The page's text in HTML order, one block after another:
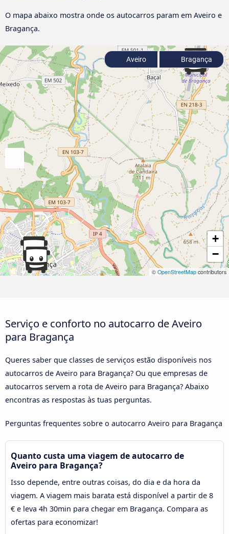
O mapa abaixo mostra onde os autocarros param em Aveiro e
Bragança.
+
−
© OpenStreetMapcontributors
Aveiro Bragança
Serviço e conforto no autocarro de Aveiro
para Bragança
Queres saber que classes de serviços estão disponíveis nos
autocarros de Aveiro para Bragança? Ou que empresas de
autocarros servem a rota de Aveiro para Bragança? Abaixo
encontras as respostas às tuas perguntas.
Perguntas frequentes sobre o autocarro Aveiro para Bragança
Quanto custa uma viagem de autocarro de
Aveiro para Bragança?
Isso depende, entre outras coisas, do dia e da hora da
viagem. A viagem mais barata está disponível a partir de 8
€ e leva 4h 30min para chegar em Bragança. Compara as
ofertas para economizar!